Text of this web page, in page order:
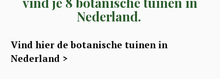
Nederland.
Vind hier de botanische tuinen in
Nederland >